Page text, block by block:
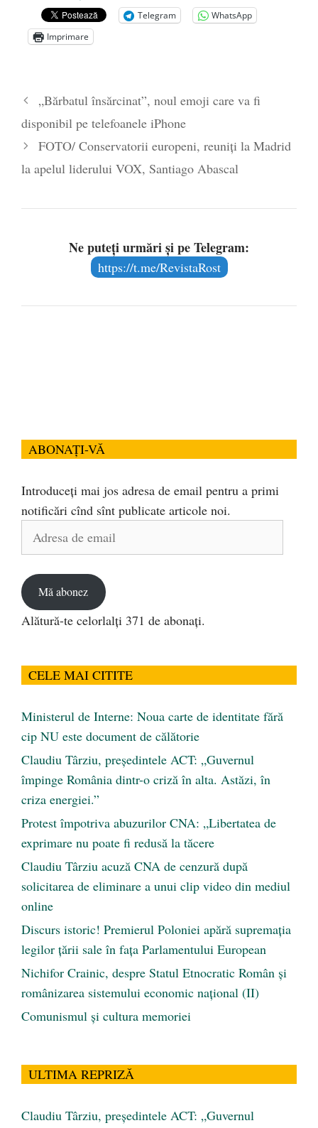
de la naștere - 29 iulie 2024
„Carnea cultivată” în laborator, tot mai
Părintele mărturisitor Constantin
Mănăstirea Cernica
Telegram
WhatsApp
Imprimare
„Bărbatul însărcinat”, noul emoji care va fi
disponibil pe telefoanele iPhone
FOTO/ Conservatorii europeni, reuniți la Madrid
la apelul liderului VOX, Santiago Abascal
Ne puteți urmări și pe Telegram:
https://t.me/RevistaRost
ABONAȚI-VĂ
Introduceți mai jos adresa de email pentru a primi
notificări cînd sînt publicate articole noi.
Mă abonez
Alătură-te celorlalți 371 de abonați.
CELE MAI CITITE
Ministerul de Interne: Noua carte de identitate fără
cip NU este document de călătorie
Claudiu Târziu, președintele ACT: „Guvernul
împinge România dintr-o criză în alta. Astăzi, în
criza energiei.”
Protest împotriva abuzurilor CNA: „Libertatea de
exprimare nu poate fi redusă la tăcere
Claudiu Târziu acuză CNA de cenzură după
solicitarea de eliminare a unui clip video din mediul
online
Discurs istoric! Premierul Poloniei apără supremația
legilor țării sale în fața Parlamentului European
Nichifor Crainic, despre Statul Etnocratic Român şi
românizarea sistemului economic naţional (II)
Comunismul şi cultura memoriei
ULTIMA REPRIZĂ
Claudiu Târziu, președintele ACT: „Guvernul